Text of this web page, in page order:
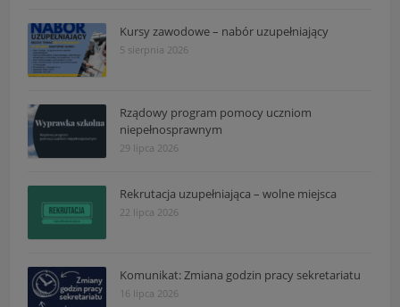
Kursy zawodowe – nabór uzupełniający
5 sierpnia 2026
Rządowy program pomocy uczniom
niepełnosprawnym
29 lipca 2026
Rekrutacja uzupełniająca – wolne miejsca
22 lipca 2026
Komunikat: Zmiana godzin pracy sekretariatu
16 lipca 2026